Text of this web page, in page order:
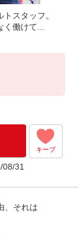
スタッフ。
働けて...
慮します。
気軽にお問
/日 11日間
）
キープ
31
、それは